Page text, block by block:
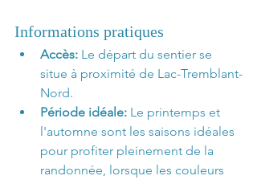
Informations pratiques
Accès: Le départ du sentier se
situe à proximité de Lac-Tremblant-
Nord.
Période idéale: Le printemps et
l'automne sont les saisons idéales
pour profiter pleinement de la
randonnée, lorsque les couleurs